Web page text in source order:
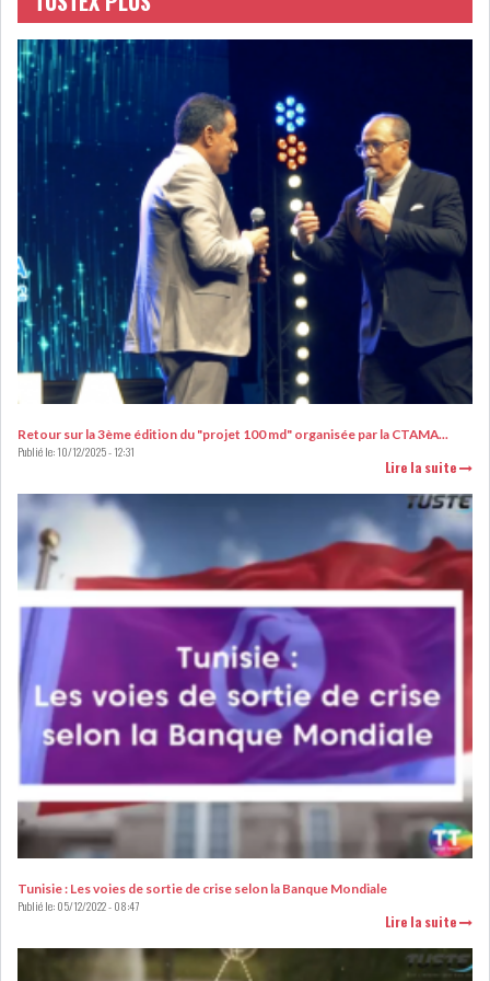
LEASING
SANTÉ TOURSIME
DISTRIBUTION
COMPOSANTS
AUTOMOBILES
CHIMIE
DISTRIBUTION
AUTOMOBILE
FINANCIER IMMOBILIER
OFFICE PLAST : UNE LEVÉE DE
FONDS AU SER...
OFFICEPLAST : YASSINE ABID
ANIMERA UNE C...
ENNAKL LÈVE 60 MD SUR LE
Retour sur la 3ème édition du "projet 100 md" organisée par la CTAMA...
Publié le:10/12/2025 - 12:31
Lire la suite
Tunisie : Les voies de sortie de crise selon la Banque Mondiale
Publié le:05/12/2022 - 08:47
Lire la suite